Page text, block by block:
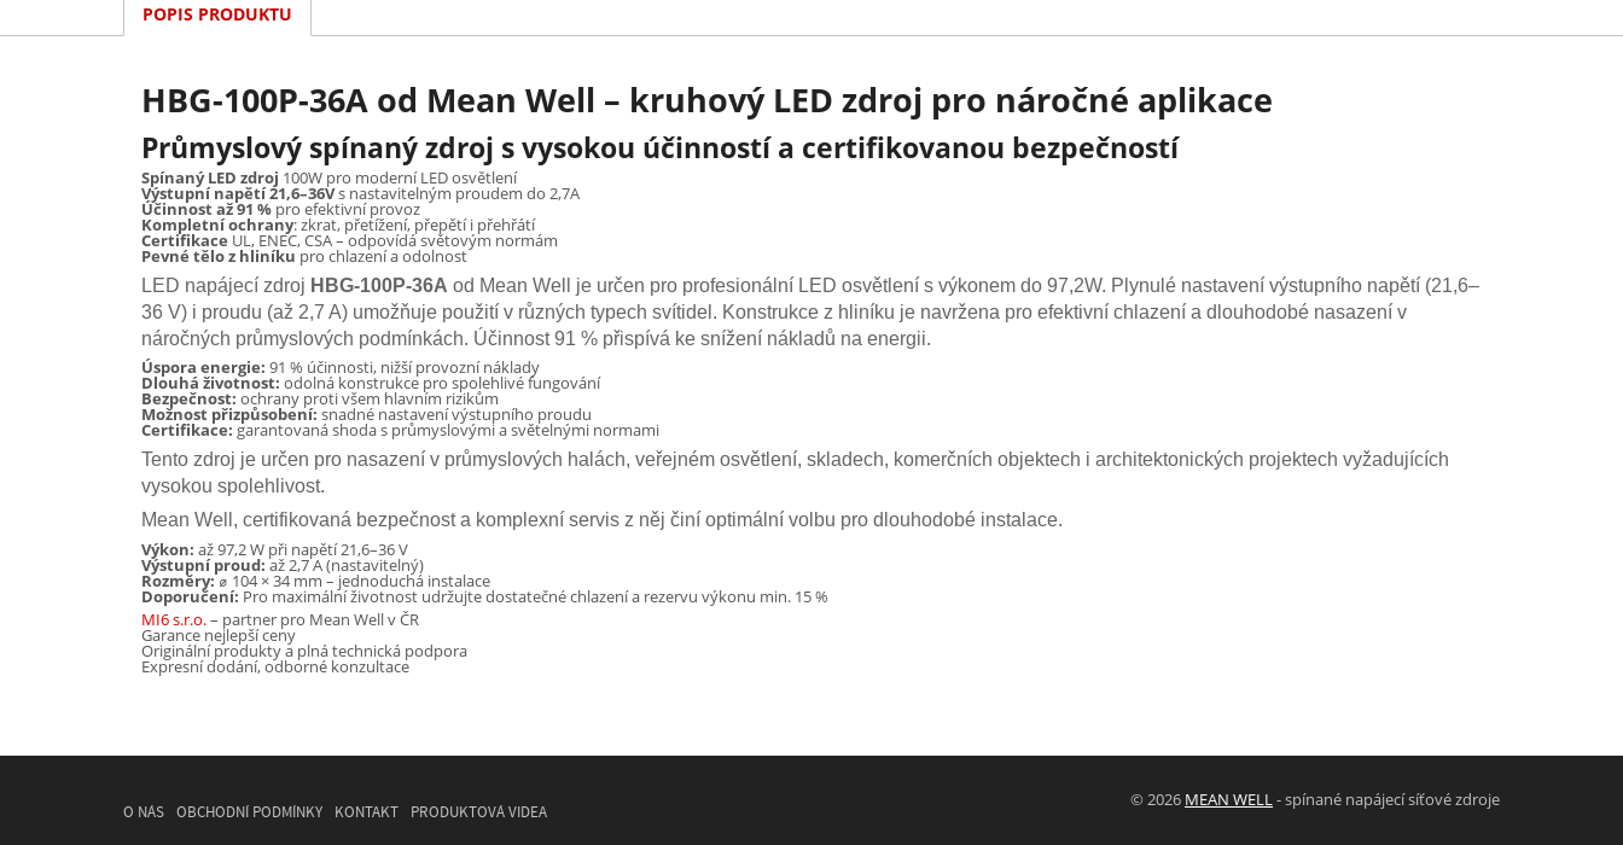
POPIS PRODUKTU
HBG-100P-36A od Mean Well – kruhový LED zdroj pro náročné aplikace
Průmyslový spínaný zdroj s vysokou účinností a certifikovanou bezpečností
Spínaný LED zdroj 100W pro moderní LED osvětlení
Výstupní napětí 21,6–36Vs nastavitelným proudem do 2,7A
Účinnost až 91 % pro efektivní provoz
Kompletní ochrany: zkrat, přetížení, přepětí i přehřátí
Certifikace UL, ENEC, CSA – odpovídá světovým normám
Pevné tělo z hliníku pro chlazení a odolnost
LED napájecí zdroj HBG-100P-36A od Mean Well je určen pro profesionální LED osvětlení s výkonem do 97,2W. Plynulé nastavení výstupního napětí (21,6–
36 V) i proudu (až 2,7 A) umožňuje použití v různých typech svítidel. Konstrukce z hliníku je navržena pro efektivní chlazení a dlouhodobé nasazení v
náročných průmyslových podmínkách. Účinnost 91 % přispívá ke snížení nákladů na energii.
Úspora energie: 91 % účinnosti, nižší provozní náklady
Dlouhá životnost: odolná konstrukce pro spolehlivé fungování
Bezpečnost: ochrany proti všem hlavním rizikům
Možnost přizpůsobení: snadné nastavení výstupního proudu
Certifikace: garantovaná shoda s průmyslovými a světelnými normami
Tento zdroj je určen pro nasazení v průmyslových halách, veřejném osvětlení, skladech, komerčních objektech i architektonických projektech vyžadujících
vysokou spolehlivost.
Mean Well, certifikovaná bezpečnost a komplexní servis z něj činí optimální volbu pro dlouhodobé instalace.
Výkon: až 97,2 W při napětí 21,6–36 V
Výstupní proud: až 2,7 A (nastavitelný)
Rozměry:⌀ 104 × 34 mm – jednoduchá instalace
Doporučení: Pro maximální životnost udržujte dostatečné chlazení a rezervu výkonu min. 15 %
MI6 s.r.o.– partner pro Mean Well v ČR
Garance nejlepší ceny
Originální produkty a plná technická podpora
Expresní dodání, odborné konzultace
O NÁS OBCHODNÍ PODMÍNKY KONTAKT PRODUKTOVÁ VIDEA
© 2026 MEAN WELL - spínané napájecí síťové zdroje